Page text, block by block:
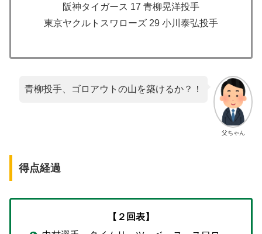
阪神タイガース 17 青柳晃洋投手
東京ヤクルトスワローズ 29 小川泰弘投手
父ちゃん
青柳投手、ゴロアウトの山を築けるか？！
得点経過
【２回表】